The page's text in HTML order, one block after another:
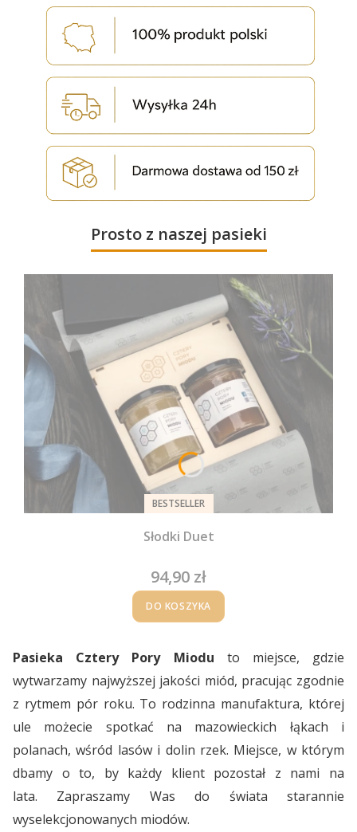
Prosto z naszej pasieki
BESTSELLER
Słodki Duet
Cena
94,90 zł
DO KOSZYKA
Pasieka Cztery Pory Miodu to miejsce, gdzie
wytwarzamy najwyższej jakości miód, pracując zgodnie
z rytmem pór roku. To rodzinna manufaktura, której
ule możecie spotkać na mazowieckich łąkach i
polanach, wśród lasów i dolin rzek. Miejsce, w którym
dbamy o to, by każdy klient pozostał z nami na
lata. Zapraszamy Was do świata starannie
wyselekcjonowanych miodów.